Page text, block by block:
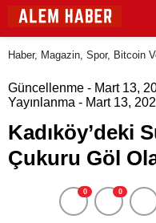
Haber, Magazin, Spor, Bitcoin
Güncellenme - Mart 13,
Yayınlanma - Mart 13,
Kadıköy’deki
Çukuru Göl
0 0